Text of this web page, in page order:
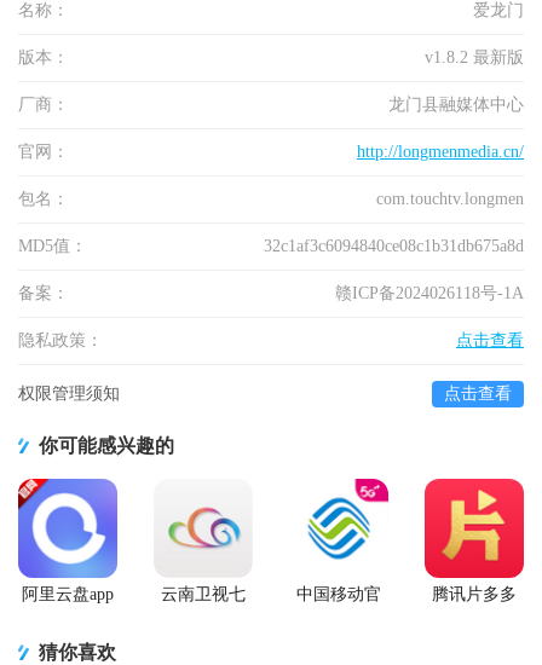
名称： 爱龙门
版本： v1.8.2 最新版
厂商： 龙门县融媒体中心
官网： http://longmenmedia.cn/
包名： com.touchtv.longmen
MD5值： 32c1af3c6094840ce08c1b31db675a8d
备案： 赣ICP备2024026118号-1A
隐私政策： 点击查看
权限管理须知 点击查看
你可能感兴趣的
阿里云盘app
云南卫视七
中国移动官
腾讯片多多
猜你喜欢